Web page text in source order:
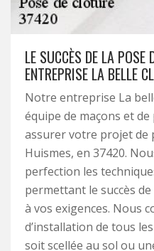
LE SUCCÈS DE LA POSE
ENTREPRISE LA BELLE
Notre entreprise La
équipe de maçons et
assurer votre projet de
Huismes, en 37420.
perfection les
permettant le succès
à vos exigences. Nous
d’installation de tous
soit scellée au sol ou